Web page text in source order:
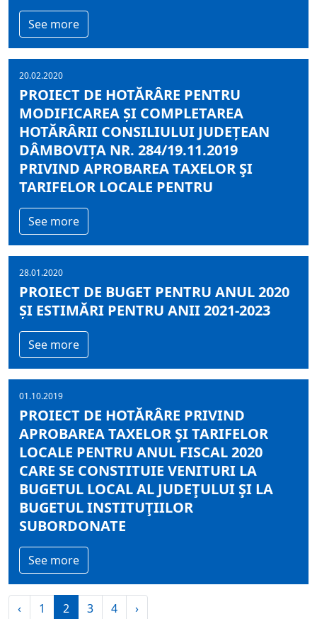
See more
20.02.2020
PROIECT DE HOTĂRÂRE PENTRU
MODIFICAREA ȘI COMPLETAREA
HOTĂRÂRII CONSILIULUI JUDEȚEAN
DÂMBOVIȚA NR. 284/19.11.2019
PRIVIND APROBAREA TAXELOR ŞI
TARIFELOR LOCALE PENTRU
See more
28.01.2020
PROIECT DE BUGET PENTRU ANUL 2020
ȘI ESTIMĂRI PENTRU ANII 2021-2023
See more
01.10.2019
PROIECT DE HOTĂRÂRE PRIVIND
APROBAREA TAXELOR ŞI TARIFELOR
LOCALE PENTRU ANUL FISCAL 2020
CARE SE CONSTITUIE VENITURI LA
BUGETUL LOCAL AL JUDEŢULUI ŞI LA
BUGETUL INSTITUŢIILOR
SUBORDONATE
See more
‹ 1 2 3 4 ›